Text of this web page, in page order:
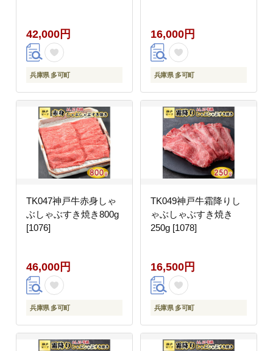
42,000円
兵庫県 多可町
16,000円
兵庫県 多可町
TK047神戸牛赤身しゃ
ぶしゃぶすき焼き800g
[1076]
46,000円
兵庫県 多可町
TK049神戸牛霜降りし
ゃぶしゃぶすき焼き
250g [1078]
16,500円
兵庫県 多可町